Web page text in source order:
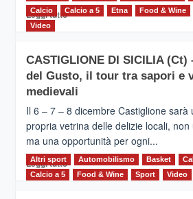
Leggi tuttoLeggi
MOIO
ALCANTARA
–
alla
scoperta
del
territorio,
tra
sport
Calcio
Calcio a 5 Etna Food & Wine
Video
CASTIGLIONE DI SICILIA (Ct)
del Gusto, il tour tra sapori e
medievali
Il 6 – 7 – 8 dicembre Castiglione sarà
propria vetrina delle delizie locali, non
ma una opportunità per ogni...
Leggi tuttoLeggi
Altri sport Automobilismo Basket
Calcio a 5
Food & Wine Sport Video